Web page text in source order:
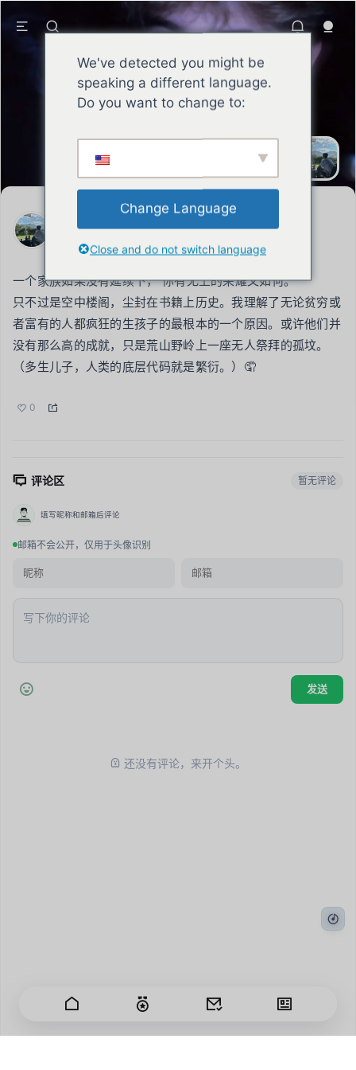
SEAN
君子自强不息承担责任，积攒声誉，铮
铮劲骨昂扬向上。
一个家族如果没有延续下， 你有无上的荣耀又如何。
只不过是空中楼阁，尘封在书籍上历史。我理解了无论贫穷或
者富有的人都疯狂的生孩子的最根本的一个原因。或许他们并
没有那么高的成就，只是荒山野岭上一座无人祭拜的孤坟。
（多生儿子，人类的底层代码就是繁衍。）🤦
0
评论区 暂无评论
填写昵称和邮箱后评论
邮箱不会公开，仅用于头像识别
还没有评论，来开个头。
We've detected you might be
speaking a different language.
Do you want to change to:
Change Language
Close and do not switch language